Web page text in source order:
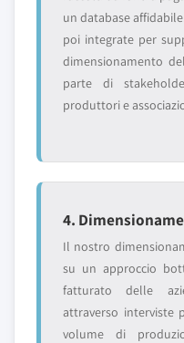
un database
poi integrate per
dimensionamento
parte di
produttori e
4.
Il nostro
su un approccio
fatturato delle
attraverso interviste
volume di